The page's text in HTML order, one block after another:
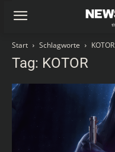
Start Schlagworte KOTOR
Tag: KOTOR